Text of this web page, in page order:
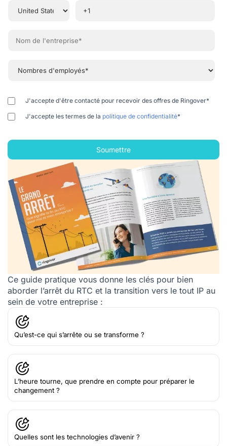
J'accepte d'être contacté pour recevoir des offres de Ringover*
J'accepte les termes de la politique de confidentialité*
Ce guide pratique vous donne les clés pour bien
aborder l’arrêt du RTC et la transition vers le tout IP au
sein de votre entreprise :
Qu’est-ce qui s’arrête ou se transforme ?
L’heure tourne, que prendre en compte pour préparer le
changement ?
Quelles sont les technologies d’avenir ?